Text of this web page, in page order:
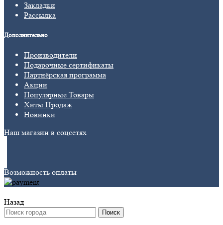
Закладки
Рассылка
Дополнительно
Производители
Подарочные сертификаты
Партнёрская программа
Акции
Популярные Товары
Хиты Продаж
Новинки
Наш магазин в соцсетях
Возможность оплаты
Назад
Поиск